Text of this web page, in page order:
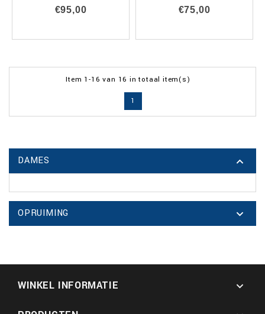
€95,00 €75,00
Item 1-16 van 16 in totaal item(s)
1
DAMES 
OPRUIMING 
WINKEL INFORMATIE 